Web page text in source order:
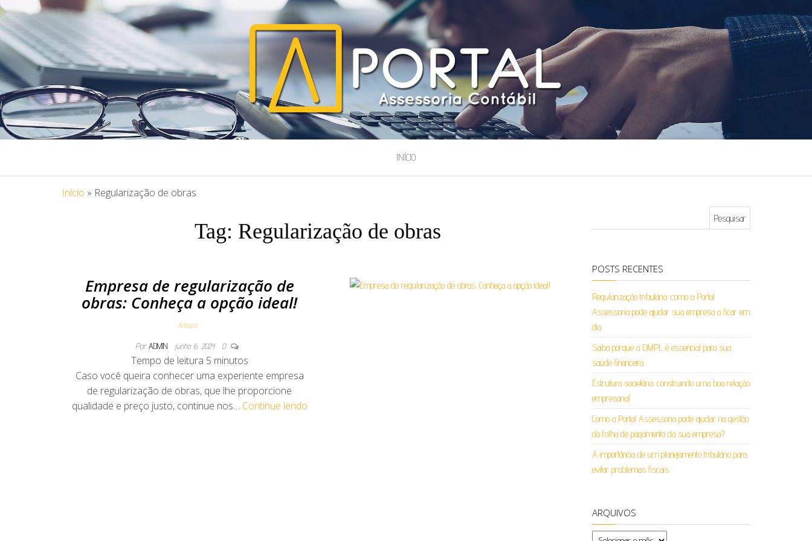
PORTAL ASSESSORIA
Blog Portal Assessoria
INÍCIO
Início » Regularização de obras
Tag: Regularização de obras
Empresa de regularização de
obras: Conheça a opção ideal!
Artigos
Por ADMIN junho 6, 2024 0
Tempo de leitura 5 minutos
Caso você queira conhecer uma experiente empresa
de regularização de obras, que lhe proporcione
qualidade e preço justo, continue nos… Continue lendo
POSTS RECENTES
Regularização tributária: como a Portal
Assessoria pode ajudar sua empresa a ficar em
dia
Saiba porque a DMPL é essencial para sua
saúde financeira
Estrutura societária: construindo uma boa relação
empresarial
Como a Portal Assessoria pode ajudar na gestão
da folha de pagamento da sua empresa?
A importância de um planejamento tributário para
evitar problemas fiscais
ARQUIVOS
Arquivos